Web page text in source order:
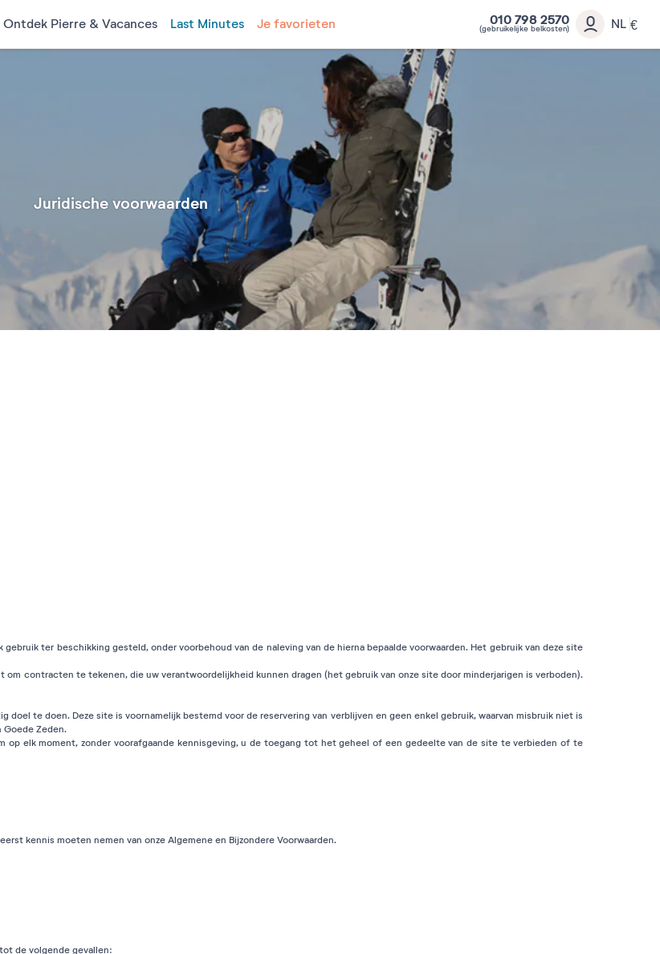
Ontdek Pierre & Vacances Last Minutes Je favorieten 010 798 2570
(gebruikelijke belkosten) NL €
Juridische voorwaarden
ter beschikking gesteld, onder voorbehoud van de naleving van de hierna bepaalde voorwaarden. Het gebruik van deze site
om contracten te tekenen, die uw verantwoordelijkheid kunnen dragen (het gebruik van onze site door minderjarigen is verboden).
te doen. Deze site is voornamelijk bestemd voor de reservering van verblijven en geen enkel gebruik, waarvan misbruik niet is
Zeden.
op elk moment, zonder voorafgaande kennisgeving, u de toegang tot het geheel of een gedeelte van de site te verbieden of te
kennis moeten nemen van onze Algemene en Bijzondere Voorwaarden.
de volgende gevallen: